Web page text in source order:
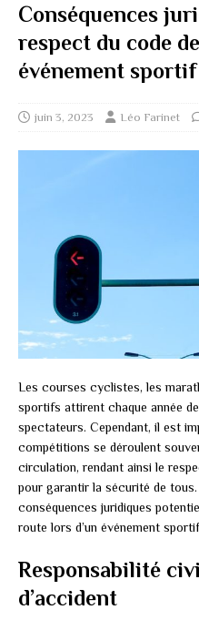
Conséquences
respect du code
événement sportif
juin 3, 2023 Léo Farinet
Les courses cyclistes, les
sportifs attirent chaque année
spectateurs. Cependant, il est
compétitions se déroulent
circulation, rendant ainsi le
pour garantir la sécurité de
conséquences juridiques
route lors d’un événement
Responsabilité
d’accident